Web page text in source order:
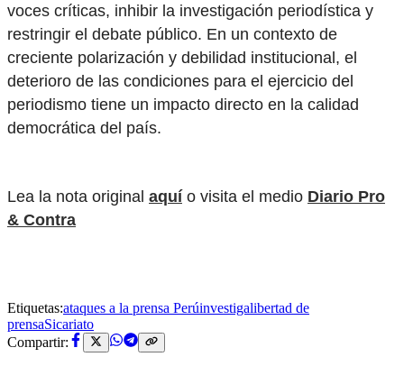
voces críticas, inhibir la investigación periodística y
restringir el debate público. En un contexto de
creciente polarización y debilidad institucional, el
deterioro de las condiciones para el ejercicio del
periodismo tiene un impacto directo en la calidad
democrática del país.
Lea la nota original aquí o visita el medio Diario Pro
& Contra
Etiquetas:ataques a la prensa Perúinvestigalibertad de
prensaSicariato
Compartir: